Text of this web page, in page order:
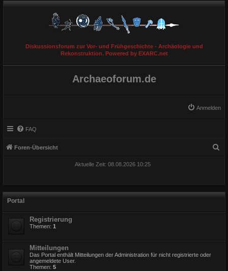
Diskussionsforum zur Vor- und Frühgeschichte - Archäologie und
Rekonstruktion. Powered by EXARC.net
Archaeoforum.de
Anmelden
FAQ
Foren-Übersicht
Aktuelle Zeit: 08.08.2026 10:25
Portal
Registrierung
Themen: 1
Mitteilungen
Das Portal enthält Mitteilungen der Administration für nicht registrierte oder
angemeldete User.
Themen: 5